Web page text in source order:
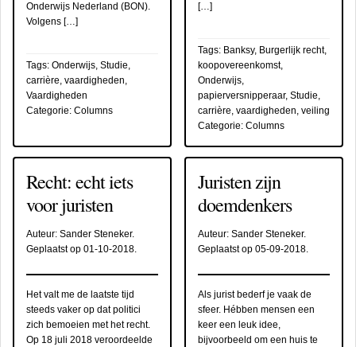
Onderwijs Nederland (BON).
Volgens […]
Tags: Onderwijs, Studie,
carrière, vaardigheden,
Vaardigheden
Categorie: Columns
[…]
Tags: Banksy, Burgerlijk recht,
koopovereenkomst,
Onderwijs,
papierversnipperaar, Studie,
carrière, vaardigheden, veiling
Categorie: Columns
Recht: echt iets
voor juristen
Auteur: Sander Steneker.
Geplaatst op 01-10-2018.
Het valt me de laatste tijd
steeds vaker op dat politici
zich bemoeien met het recht.
Op 18 juli 2018 veroordeelde
Juristen zijn
doemdenkers
Auteur: Sander Steneker.
Geplaatst op 05-09-2018.
Als jurist bederf je vaak de
sfeer. Hébben mensen een
keer een leuk idee,
bijvoorbeeld om een huis te